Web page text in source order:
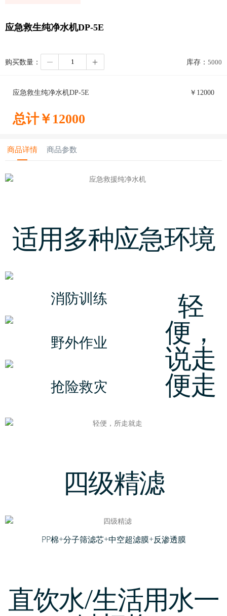
应急救生纯净水机DP-5E
购买数量： 库存： 5000
应急救生纯净水机DP-5E ￥ 12000
总计￥ 12000
商品详情 商品参数
适用多种应急环境
消防训练
野外作业
抢险救灾
轻
便，
说走
便走
四级精滤
PP棉+分子筛滤芯+中空超滤膜+反渗透膜
直饮水/生活用水一